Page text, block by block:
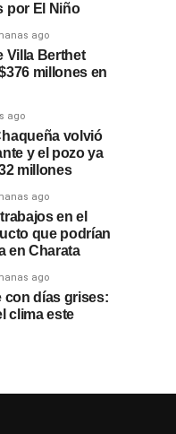
por El Niño
ago
Villa Berthet
millones en
ago
volvió
y el pozo ya
millones
ago
en el
que podrían
en Charata
ago
con días grises:
clima este